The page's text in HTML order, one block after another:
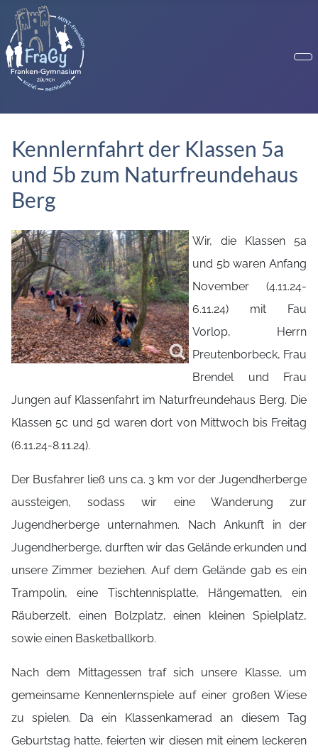
Kennlernfahrt der Klassen 5a
und 5b zum Naturfreundehaus
Berg
Wir, die Klassen 5a
und 5b waren Anfang
November (4.11.24-
6.11.24) mit Fau
Vorlop, Herrn
Preutenborbeck, Frau
Brendel und Frau
Jungen auf Klassenfahrt im Naturfreundehaus Berg. Die
Klassen 5c und 5d waren dort von Mittwoch bis Freitag
(6.11.24-8.11.24).
Der Busfahrer ließ uns ca. 3 km vor der Jugendherberge
aussteigen, sodass wir eine Wanderung zur
Jugendherberge unternahmen. Nach Ankunft in der
Jugendherberge, durften wir das Gelände erkunden und
unsere Zimmer beziehen. Auf dem Gelände gab es ein
Trampolin, eine Tischtennisplatte, Hängematten, ein
Räuberzelt, einen Bolzplatz, einen kleinen Spielplatz,
sowie einen Basketballkorb.
Nach dem Mittagessen traf sich unsere Klasse, um
gemeinsame Kennenlernspiele auf einer großen Wiese
zu spielen. Da ein Klassenkamerad an diesem Tag
Geburtstag hatte, feierten wir diesen mit einem leckeren